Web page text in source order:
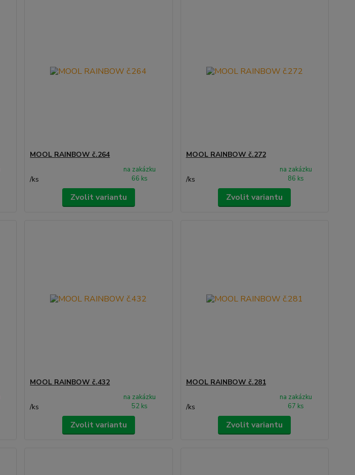
MOOL RAINBOW č.264
/ks
na zakázku
66 ks
Zvolit variantu
MOOL RAINBOW č.272
/ks
na zakázku
86 ks
Zvolit variantu
MOOL RAINBOW č.432
/ks
na zakázku
52 ks
Zvolit variantu
MOOL RAINBOW č.281
/ks
na zakázku
67 ks
Zvolit variantu